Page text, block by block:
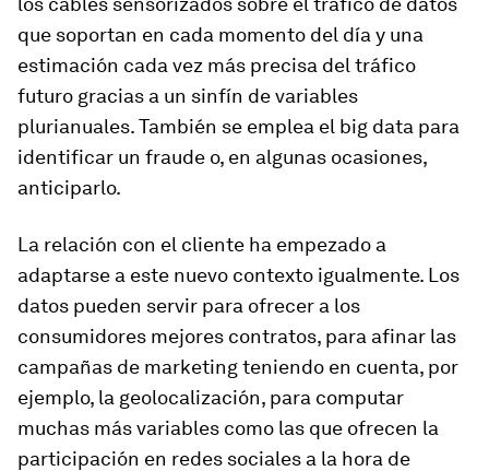
que soportan en cada momento del día y una
estimación cada vez más precisa del tráfico
futuro gracias a un sinfín de variables
plurianuales. También se emplea el big data para
identificar un fraude o, en algunas ocasiones,
anticiparlo.
La relación con el cliente ha empezado a
adaptarse a este nuevo contexto igualmente. Los
datos pueden servir para ofrecer a los
consumidores mejores contratos, para afinar las
campañas de marketing teniendo en cuenta, por
ejemplo, la geolocalización, para computar
muchas más variables como las que ofrecen la
participación en redes sociales a la hora de